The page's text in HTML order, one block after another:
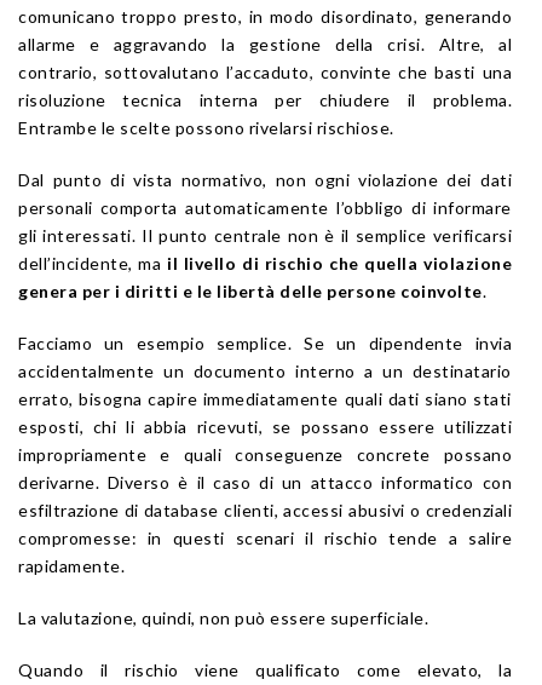
comunicano troppo presto, in modo disordinato, generando
allarme e aggravando la gestione della crisi. Altre, al
contrario, sottovalutano l’accaduto, convinte che basti una
risoluzione tecnica interna per chiudere il problema.
Entrambe le scelte possono rivelarsi rischiose.
Dal punto di vista normativo, non ogni violazione dei dati
personali comporta automaticamente l’obbligo di informare
gli interessati. Il punto centrale non è il semplice verificarsi
dell’incidente, ma il livello di rischio che quella violazione
genera per i diritti e le libertà delle persone coinvolte.
Facciamo un esempio semplice. Se un dipendente invia
accidentalmente un documento interno a un destinatario
errato, bisogna capire immediatamente quali dati siano stati
esposti, chi li abbia ricevuti, se possano essere utilizzati
impropriamente e quali conseguenze concrete possano
derivarne. Diverso è il caso di un attacco informatico con
esfiltrazione di database clienti, accessi abusivi o credenziali
compromesse: in questi scenari il rischio tende a salire
rapidamente.
La valutazione, quindi, non può essere superficiale.
Quando il rischio viene qualificato come elevato, la